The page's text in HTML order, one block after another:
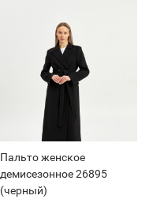
Пальто женское
демисезонное 26895
(черный)